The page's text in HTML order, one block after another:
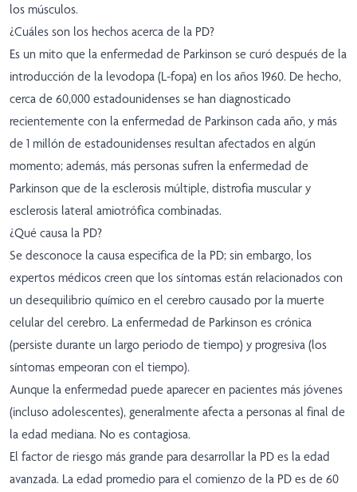
los músculos.
¿Cuáles son los hechos acerca de la PD?
Es un mito que la enfermedad de Parkinson se curó después de la
introducción de la levodopa (L-fopa) en los años 1960. De hecho,
cerca de 60,000 estadounidenses se han diagnosticado
recientemente con la enfermedad de Parkinson cada año, y más
de 1 millón de estadounidenses resultan afectados en algún
momento; además, más personas sufren la enfermedad de
Parkinson que de la esclerosis múltiple, distrofia muscular y
esclerosis lateral amiotrófica combinadas.
¿Qué causa la PD?
Se desconoce la causa especifica de la PD; sin embargo, los
expertos médicos creen que los síntomas están relacionados con
un desequilibrio químico en el cerebro causado por la muerte
celular del cerebro. La enfermedad de Parkinson es crónica
(persiste durante un largo periodo de tiempo) y progresiva (los
síntomas empeoran con el tiempo).
Aunque la enfermedad puede aparecer en pacientes más jóvenes
(incluso adolescentes), generalmente afecta a personas al final de
la edad mediana. No es contagiosa.
El factor de riesgo más grande para desarrollar la PD es la edad
avanzada. La edad promedio para el comienzo de la PD es de 60